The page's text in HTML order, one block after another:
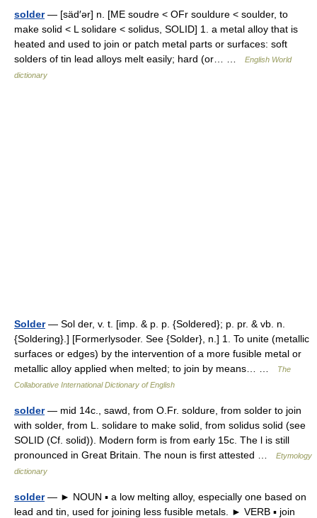
solder— [säd′ər] n. [ME soudre < OFr souldure < soulder, to
make solid < L solidare < solidus, SOLID] 1. a metal alloy that is
heated and used to join or patch metal parts or surfaces: soft
solders of tin lead alloys melt easily; hard (or… …
English World
dictionary
Solder— Sol der, v. t. [imp. & p. p. {Soldered}; p. pr. & vb. n.
{Soldering}.] [Formerlysoder. See {Solder}, n.] 1. To unite (metallic
surfaces or edges) by the intervention of a more fusible metal or
metallic alloy applied when melted; to join by means… …
The
Collaborative International Dictionary of English
solder— mid 14c., sawd, from O.Fr. soldure, from solder to join
with solder, from L. solidare to make solid, from solidus solid (see
SOLID (Cf. solid)). Modern form is from early 15c. The l is still
pronounced in Great Britain. The noun is first attested …
Etymology
dictionary
solder— ► NOUN ▪ a low melting alloy, especially one based on
lead and tin, used for joining less fusible metals. ► VERB ▪ join